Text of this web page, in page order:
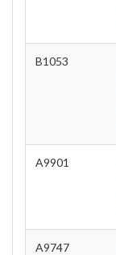
B1053
A9901
A9747